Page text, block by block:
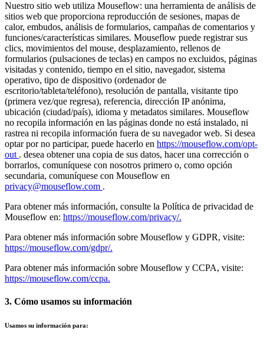
Nuestro sitio web utiliza Mouseflow: una herramienta de análisis de
sitios web que proporciona reproducción de sesiones, mapas de
calor, embudos, análisis de formularios, campañas de comentarios y
funciones/características similares. Mouseflow puede registrar sus
clics, movimientos del mouse, desplazamiento, rellenos de
formularios (pulsaciones de teclas) en campos no excluidos, páginas
visitadas y contenido, tiempo en el sitio, navegador, sistema
operativo, tipo de dispositivo (ordenador de
escritorio/tableta/teléfono), resolución de pantalla, visitante tipo
(primera vez/que regresa), referencia, dirección IP anónima,
ubicación (ciudad/país), idioma y metadatos similares. Mouseflow
no recopila información en las páginas donde no está instalado, ni
rastrea ni recopila información fuera de su navegador web. Si desea
optar por no participar, puede hacerlo en https://mouseflow.com/opt-
out . desea obtener una copia de sus datos, hacer una corrección o
borrarlos, comuníquese con nosotros primero o, como opción
secundaria, comuníquese con Mouseflow en
privacy@mouseflow.com .
Para obtener más información, consulte la Política de privacidad de
Mouseflow en: https://mouseflow.com/privacy/.
Para obtener más información sobre Mouseflow y GDPR, visite:
https://mouseflow.com/gdpr/.
Para obtener más información sobre Mouseflow y CCPA, visite:
https://mouseflow.com/ccpa.
3. Cómo usamos su información
Usamos su información para: